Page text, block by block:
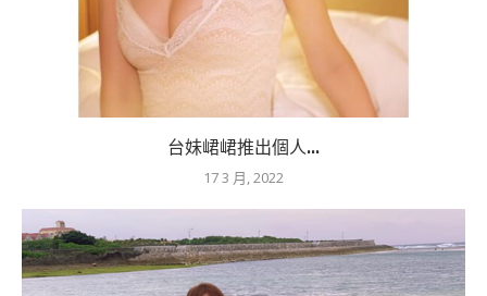
台妹峮峮推出個人...
17 3 月, 2022